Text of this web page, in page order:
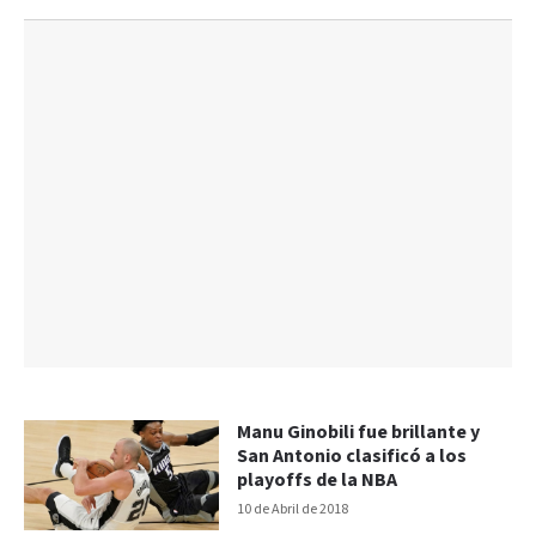
10 de Abril de 2018
Manu Ginobili fue brillante y
San Antonio clasificó a los
playoffs de la NBA